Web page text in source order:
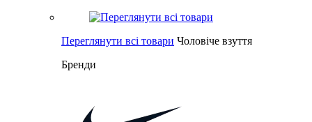
Переглянути всі товари Чоловіче взуття
Бренди